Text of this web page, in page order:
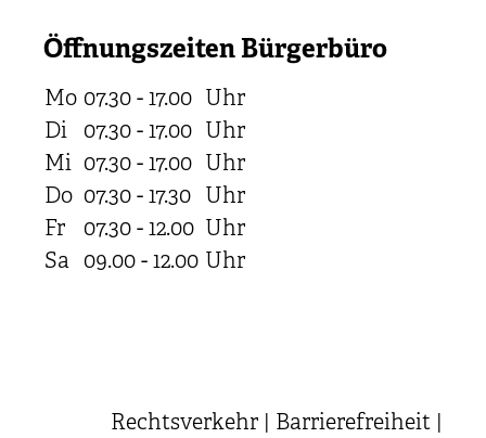
Öffnungszeiten Bürgerbüro
Mo 07.30 - 17.00 Uhr
Di
07.30 - 17.00 Uhr
Mi 07.30 - 17.00 Uhr
Do 07.30 - 17.30 Uhr
Fr
07.30 - 12.00 Uhr
Sa 09.00 - 12.00 Uhr
Rechtsverkehr Barrierefreiheit